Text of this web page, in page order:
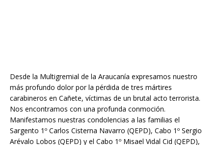
Desde la Multigremial de la Araucanía expresamos nuestro
más profundo dolor por la pérdida de tres mártires
carabineros en Cañete, víctimas de un brutal acto terrorista.
Nos encontramos con una profunda conmoción.
Manifestamos nuestras condolencias a las familias el
Sargento 1º Carlos Cisterna Navarro (QEPD), Cabo 1º Sergio
Arévalo Lobos (QEPD) y el Cabo 1º Misael Vidal Cid (QEPD),